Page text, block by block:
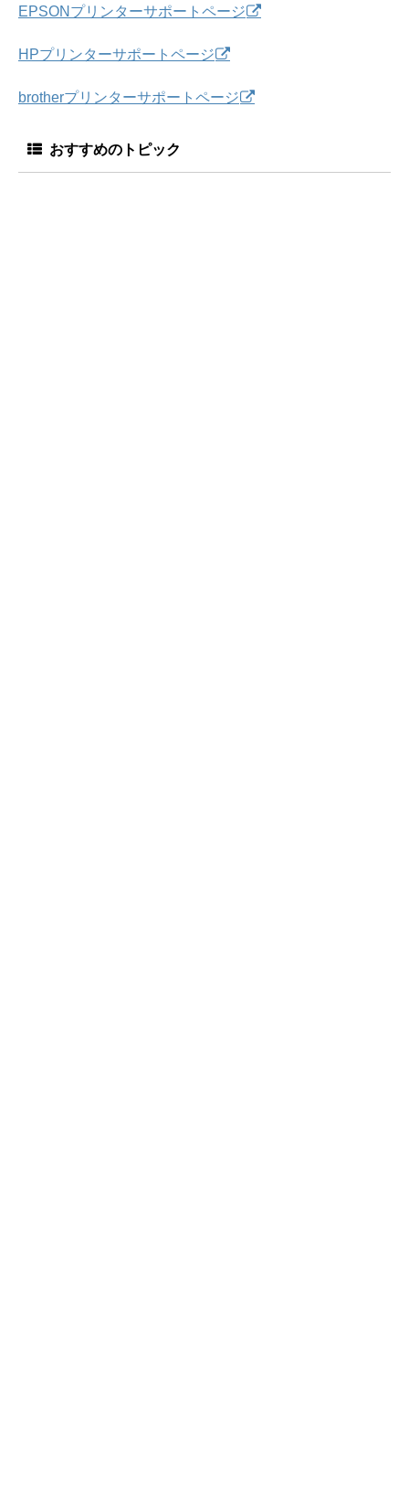
EPSONプリンターサポートページ
HPプリンターサポートページ
brotherプリンターサポートページ
おすすめのトピック